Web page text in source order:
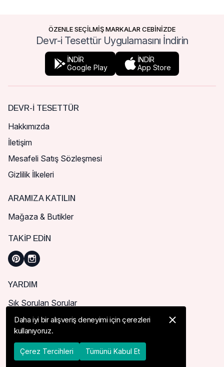
ÖZENLE SEÇİLMİŞ MARKALAR CEBİNİZDE
Devr-i Tesettür Uygulamasını İndirin
İNDİR
Google Play
İNDİR
App Store
DEVR-I TESETTÜR
Hakkımızda
İletişim
Mesafeli Satış Sözleşmesi
Gizlilik İlkeleri
ARAMIZA KATILIN
Mağaza & Butikler
TAKIP EDIN
YARDIM
Sık Sorulan Sorular
Nasıl Sipariş Verebilirim?
Kargo ve Teslimat
İade, İptal ve Değişim
Daha iyi bir alışveriş deneyimi için çerezleri
kullanıyoruz.
Çerez Tercihleri Tümünü Kabul Et